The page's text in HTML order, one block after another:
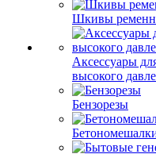
Шкивы
Аксессуары
высокого
Бензорезы